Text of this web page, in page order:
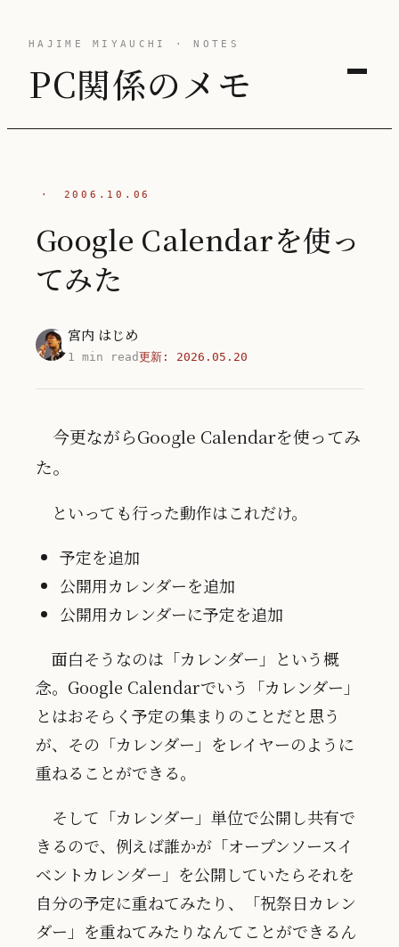
HAJIME MIYAUCHI · NOTES
PC関係のメモ
· 2006.10.06
Google Calendarを使っ
てみた
宮内 はじめ
1 min read更新: 2026.05.20
今更ながらGoogle Calendarを使ってみ
た。
といっても行った動作はこれだけ。
予定を追加
公開用カレンダーを追加
公開用カレンダーに予定を追加
面白そうなのは「カレンダー」という概
念。Google Calendarでいう「カレンダー」
とはおそらく予定の集まりのことだと思う
が、その「カレンダー」をレイヤーのように
重ねることができる。
そして「カレンダー」単位で公開し共有で
きるので、例えば誰かが「オープンソースイ
ベントカレンダー」を公開していたらそれを
自分の予定に重ねてみたり、「祝祭日カレン
ダー」を重ねてみたりなんてことができるん